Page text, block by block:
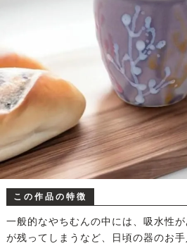
この作品の特徴
一般的なやちむんの中には、吸水性
が残ってしまうなど、日頃の器のお